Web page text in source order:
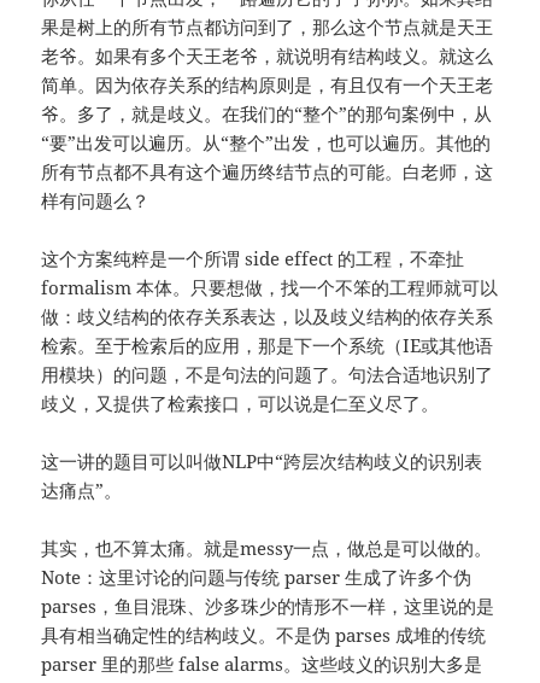
果是树上的所有节点都访问到了，那么这个节点就是天王
老爷。如果有多个天王老爷，就说明有结构歧义。就这么
简单。因为依存关系的结构原则是，有且仅有一个天王老
爷。多了，就是歧义。在我们的“整个”的那句案例中，从
“要”出发可以遍历。从“整个”出发，也可以遍历。其他的
所有节点都不具有这个遍历终结节点的可能。白老师，这
样有问题么？
这个方案纯粹是一个所谓 side effect 的工程，不牵扯
formalism 本体。只要想做，找一个不笨的工程师就可以
做：歧义结构的依存关系表达，以及歧义结构的依存关系
检索。至于检索后的应用，那是下一个系统（IE或其他语
用模块）的问题，不是句法的问题了。句法合适地识别了
歧义，又提供了检索接口，可以说是仁至义尽了。
这一讲的题目可以叫做NLP中“跨层次结构歧义的识别表
达痛点”。
其实，也不算太痛。就是messy一点，做总是可以做的。
Note：这里讨论的问题与传统 parser 生成了许多个伪
parses，鱼目混珠、沙多珠少的情形不一样，这里说的是
具有相当确定性的结构歧义。不是伪 parses 成堆的传统
parser 里的那些 false alarms。这些歧义的识别大多是